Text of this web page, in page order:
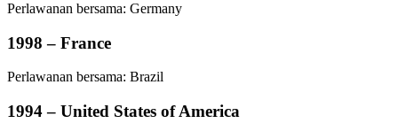
Perlawanan bersama: Germany
1998 – France
Perlawanan bersama: Brazil
1994 – United States of America